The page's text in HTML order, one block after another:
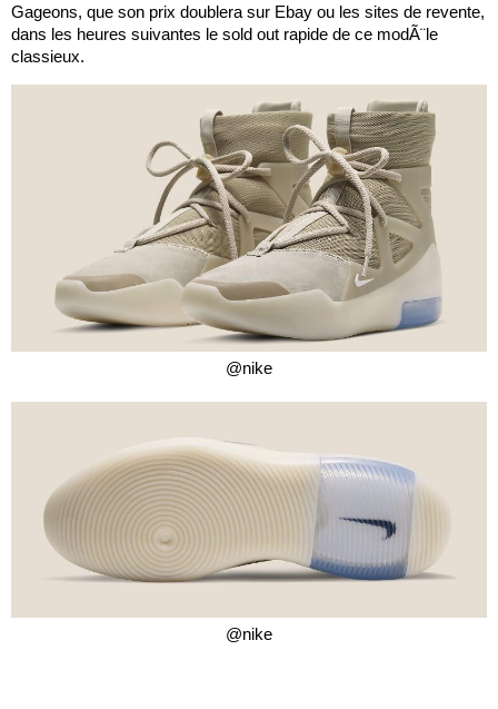
Gageons, que son prix doublera sur Ebay ou les sites de revente,
dans les heures suivantes le sold out rapide de ce modÃ¨le
classieux.
@nike
@nike